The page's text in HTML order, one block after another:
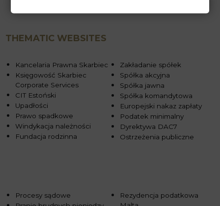
THEMATIC WEBSITES
Kancelaria Prawna Skarbiec
Księgowość Skarbiec
Corporate Services
CIT Estoński
Upadłości
Prawo spadkowe
Windykacja należności
Fundacja rodzinna
Zakładanie spółek
Spółka akcyjna
Spółka jawna
Spółka komandytowa
Europejski nakaz zapłaty
Podatek minimalny
Dyrektywa DAC7
Ostrzeżenia publiczne
Procesy sądowe
Rezydencja podatkowa